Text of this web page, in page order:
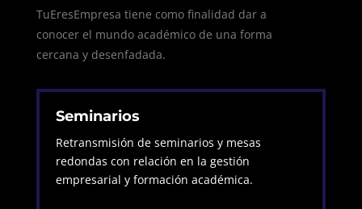
TuEresEmpresa tiene como finalidad dar a
conocer el mundo académico de una forma
cercana y desenfadada.
Seminarios
Retransmisión de seminarios y mesas
redondas con relación en la gestión
empresarial y formación académica.